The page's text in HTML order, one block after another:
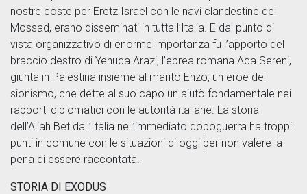
nostre coste per Eretz Israel con le navi clandestine del
Mossad, erano disseminati in tutta l’Italia. E dal punto di
vista organizzativo di enorme importanza fu l’apporto del
braccio destro di Yehuda Arazi, l’ebrea romana Ada Sereni,
giunta in Palestina insieme al marito Enzo, un eroe del
sionismo, che dette al suo capo un aiutò fondamentale nei
rapporti diplomatici con le autorità italiane. La storia
dell’Aliah Bet dall’Italia nell’immediato dopoguerra ha troppi
punti in comune con le situazioni di oggi per non valere la
pena di essere raccontata.
STORIA DI EXODUS